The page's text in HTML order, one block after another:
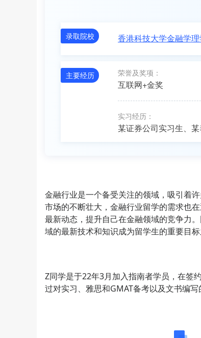
录取院校 香港科技大学金融学
主要经历 荣誉及奖项：
互联网+金奖
实习经历：
某证券公司实习生、
金融行业是一个备受关注的领域，吸引着
市场的不断壮大，金融行业留学的需求也
最新动态，提升自己在金融领域的竞争力
域的最新技术和知识成为留学生的重要目标
Z同学是于22年3月加入指南者学员，在签
过对实习、雅思和GMAT备考以及文书编